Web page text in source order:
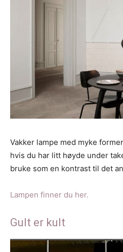
Vakker lampe med myke
hvis du har litt høyde under
bruke som en kontrast til det
Lampen finner du her.
Gult er kult